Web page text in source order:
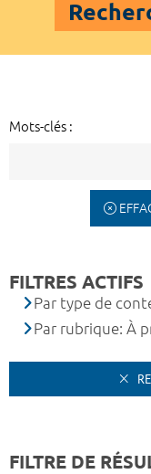
Mots-clés :
FILTRES ACTIFS
Par type de
Par rubrique: À
FILTRE DE